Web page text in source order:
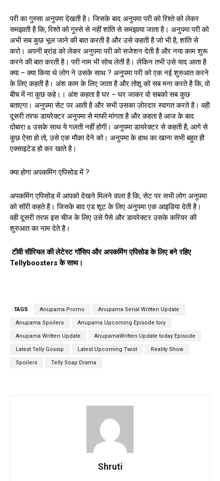
परी का गुस्सा अनुपमा देखती है। जिसके बाद अनुपमा परी को रिश्ते को लेकर
समझाती है कि, रिश्ते को गुस्से से नहीं शांति से समझाया जाता है। अनुपमा परी को
अभी सब कुछ भूल जाने की बात करती है और उसे कहती है जो भी है, शांति से
करो। अपनी ब्रांड को लेकर अनुपमा परी को सजेशन देती है और नया काम शुरू
करने की बात करती है। परी नाम भी सोच लेती है। लेकिन तभी उसे याद आता है
क्या – क्या किया थे लोग ने उसके साथ ? अनुपमा परी को एक नई शुरुआत करने
के लिए कहती है। अंश काम के लिए जाता है और तोशू को सब मना करते है कि, वो
बीच में ना कुछ कहे।। अंश कहता है घर – घर जाकर वो सबको सब कुछ
बताएगा। अनुपमा सेट पर आती है और सभी उसका ज़ोरदार स्वागत करते है। वही
दूसरी तरफ डायरेक्टर अनुपमा से माफी मांगता है और कहता है आज के बाद
दोबारा s उसके साथ ये गलती नहीं होगी। अनुपमा डायरेक्टर से कहती है, आगे से
कुछ ऐसा हो तो, उसे एक मौका देने को। अनुपमा के हाथ का खाना सभी बहुत ही
एक्साइटेड हो कर खाते है।
क्या होगा अपकमिंग एपिसोड में ?
अपकमिंग एपिसोड में आपको देखने मिलने वाला है कि, सेट पर सभी लोग अनुपमा
को सॉरी कहते है। जिसके बाद एड शूट के लिए अनुपमा एक आइडिया देती है।
वही दूसरी तरफ इस चीज के लिए उसे पैसे और डायरेक्टर उसके करियर की
शुरुआत का नाम देते है।
टीवी सीरियल की लेटेस्ट गॉसिप और अपकमिंग एपिसोड के लिए बने रहिए
Tellyboosters के साथ।
TAGS Anupama Promo Anupama Serial Written Update
Anupama Spoilers Anupama Upcoming Episode tory
Anupama Written Update AnupamaWritten Update today Episode
Latest Telly Gossip Latest Upcoming Twist Reality Show
Spoilers Telly Soap Drama
Shruti